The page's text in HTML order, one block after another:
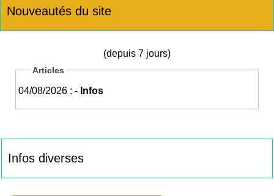
Nouveautés du site
(depuis 7 jours)
Articles
04/08/2026 : - Infos
Infos diverses